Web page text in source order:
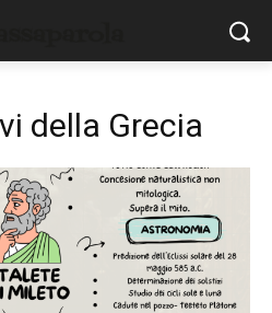
della Grecia